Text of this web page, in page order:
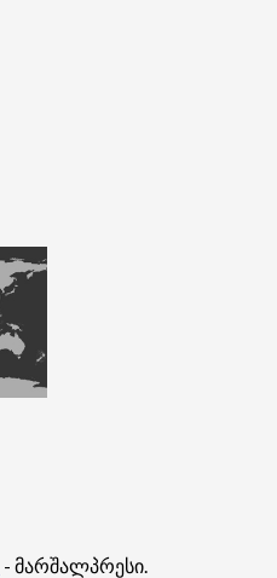
- მარშალპრესი.